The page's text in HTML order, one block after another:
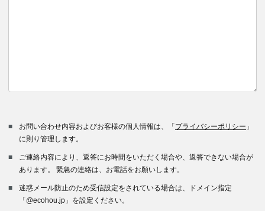
お問い合わせ内容およびお客様の個人情報は、「 プライバシーポリシー 」
に則り管理します。
ご連絡内容により、返答にお時間をいただく場合や、返答できない場合が
あります。 緊急の連絡は、お電話をお願いします。
迷惑メール防止のため受信設定をされている場合は、ドメイン指定
「@ecohou.jp」を設定ください。